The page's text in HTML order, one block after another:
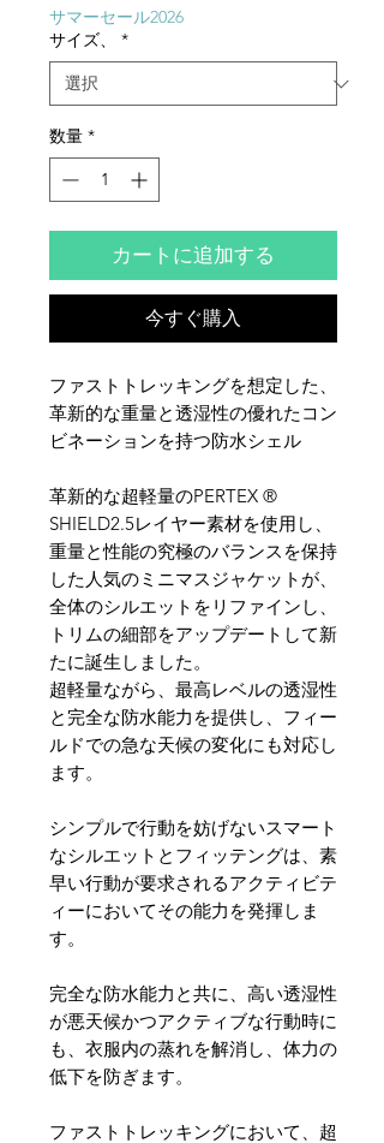
格
サマーセール2026
サイズ、
*
数量 *
カートに追加する
今すぐ購入
ファストトレッキングを想定した、
革新的な重量と透湿性の優れたコン
ビネーションを持つ防水シェル
革新的な超軽量のPERTEX ®
SHIELD2.5レイヤー素材を使用し、
重量と性能の究極のバランスを保持
した人気のミニマスジャケットが、
全体のシルエットをリファインし、
トリムの細部をアップデートして新
たに誕生しました。
超軽量ながら、最高レベルの透湿性
と完全な防水能力を提供し、フィー
ルドでの急な天候の変化にも対応し
ます。
シンプルで行動を妨げないスマート
なシルエットとフィッテングは、素
早い行動が要求されるアクティビテ
ィーにおいてその能力を発揮しま
す。
完全な防水能力と共に、高い透湿性
が悪天候かつアクティブな行動時に
も、衣服内の蒸れを解消し、体力の
低下を防ぎます。
ファストトレッキングにおいて、超